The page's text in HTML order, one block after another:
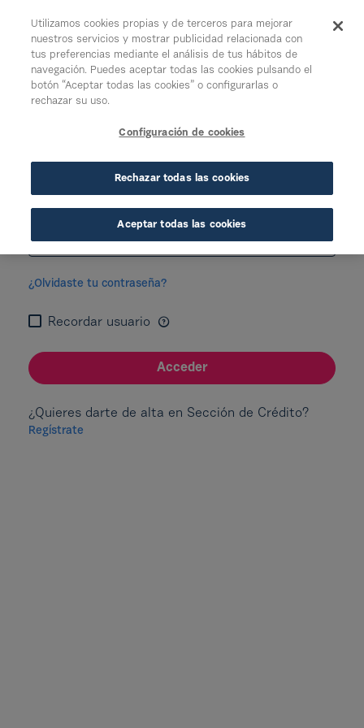
Acceso a Sección de Crédito
Contraseña
¿Olvidaste tu contraseña?
Recordar usuario
Acceder
¿Quieres darte de alta en Sección de Crédito?
Regístrate
Utilizamos cookies propias y de terceros para mejorar
nuestros servicios y mostrar publicidad relacionada con
tus preferencias mediante el análisis de tus hábitos de
navegación. Puedes aceptar todas las cookies pulsando el
botón “Aceptar todas las cookies” o configurarlas o
rechazar su uso.
Configuración de cookies
Rechazar todas las cookies
Aceptar todas las cookies